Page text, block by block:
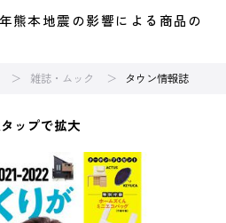
本地震の影響による商品の
雑誌・ムック タウン情報誌
ップで拡大